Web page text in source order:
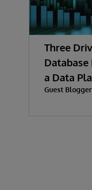
Three
Database
a Data
Guest Blogger